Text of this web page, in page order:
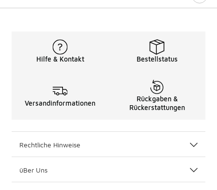
Hilfe & Kontakt Bestellstatus
Versandinformationen
Rückgaben &
Rückerstattungen
Rechtliche Hinweise
üBer Uns